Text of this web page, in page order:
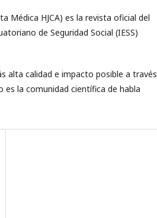
Médica HJCA) es la revista oficial del
de Seguridad Social (IESS)
alta calidad e impacto posible a través
es la comunidad científica de habla